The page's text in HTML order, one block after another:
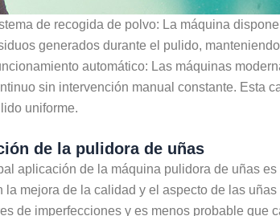
de recogida de polvo: La máquina
generados durante el pulido,
automático: Las máquinas
sin intervención manual constante. Esta
uniforme.
de la pulidora de uñas
aplicación de la máquina pulidora de uñas
la mejora de la calidad y el aspecto de las
de imperfecciones y es menos probable que